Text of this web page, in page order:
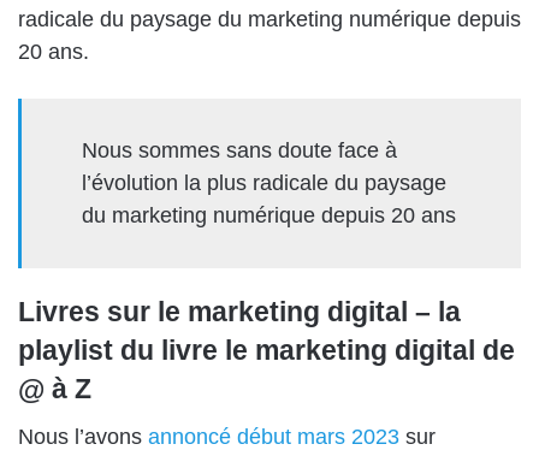
radicale du paysage du marketing numérique depuis
20 ans.
Nous sommes sans doute face à
l’évolution la plus radicale du paysage
du marketing numérique depuis 20 ans
Livres sur le marketing digital – la
playlist du livre le marketing digital de
@ à Z
Nous l’avons annoncé début mars 2023 sur